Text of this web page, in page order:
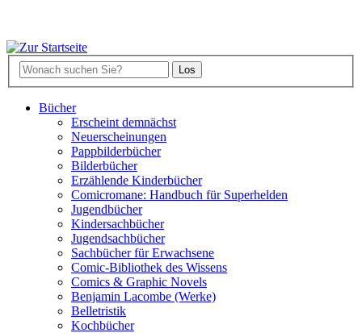
Bücher
Erscheint demnächst
Neuerscheinungen
Pappbilderbücher
Bilderbücher
Erzählende Kinderbücher
Comicromane: Handbuch für Superhelden
Jugendbücher
Kindersachbücher
Jugendsachbücher
Sachbücher für Erwachsene
Comic-Bibliothek des Wissens
Comics & Graphic Novels
Benjamin Lacombe (Werke)
Belletristik
Kochbücher